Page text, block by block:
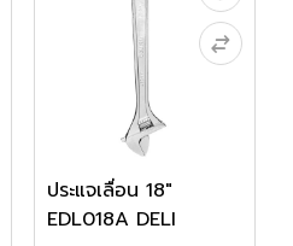
ประแจเลื่อน 18"
EDL018A DELI